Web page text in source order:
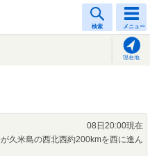
検索 メニュー
現在地
08日20:00現在
久米島の西北西約200kmを西に進ん